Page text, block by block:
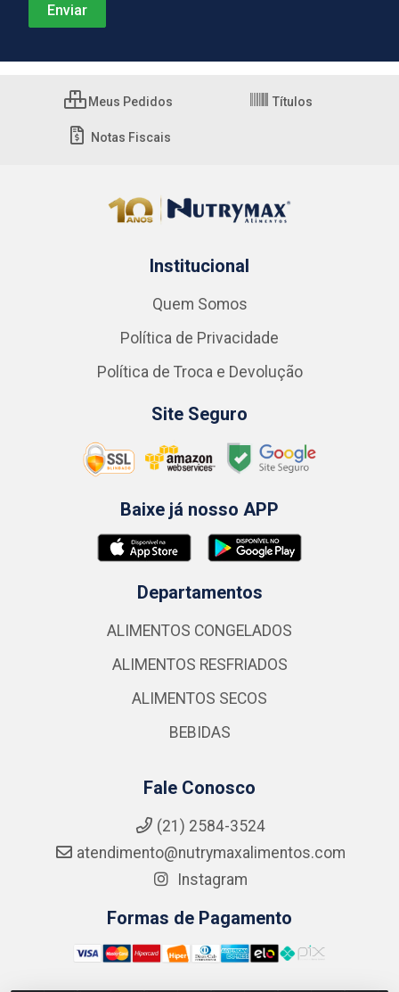
Meus Pedidos Títulos
Notas Fiscais
Institucional
Quem Somos
Política de Privacidade
Política de Troca e Devolução
Site Seguro
Baixe já nosso APP
Departamentos
ALIMENTOS CONGELADOS
ALIMENTOS RESFRIADOS
ALIMENTOS SECOS
BEBIDAS
Fale Conosco
(21) 2584-3524
atendimento@nutrymaxalimentos.com
Instagram
Formas de Pagamento